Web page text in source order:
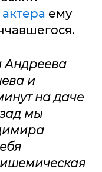
ему
Андреева
и
на даче
мы
ишемическая